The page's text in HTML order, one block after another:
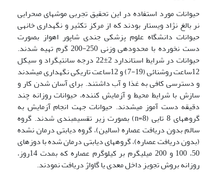
حیوانات مورد استفاده در این تحقیق تجربی موش­های صحرایی
نر بالغ نژاد ویستار بودند که از مرکز تکثیر و نگه­داری خانه­ی
حیوانات دانشگاه علوم پزشکی جندی شاپور اهواز بصورت
دست نخورده با محدوده­ی وزنی 250-200 گرم تهیه شدند.
حیوانات در شرایط استاندارد 2±22 درجه سانتی­گراد و سیکل
12ساعت روشنائی (19-7) و 12ساعت تاریکی نگه­داری می­شدند
و دسترسی کافی به غذا و آب داشتند. برای آسان شدن کار و
سازش با شرایط محیط و آزمایش کننده، حیوانات روزانه چند
دقیقه دست آموز می­شدند. حیوانات جهت انجام آزمایش به
گروه­های 8 تایی (8=n) بصورت زیر تقسیم­بندی شدند. گروه
سالم بدون دریافت عصاره (سالین)، گروه دیابتی درمان نشده
(بدون دریافت عصاره)، گروه­های دیابتی درمان شده با دوزهای
50، 100 و 200 میلی­گرم بر کیلوگرم عصاره که بمدت 14روز،
روزانه بروش تجویز داخل معدی یا گاواژ دریافت نمودند.